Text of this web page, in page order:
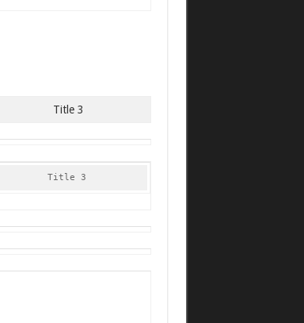
Title 3
Title 3